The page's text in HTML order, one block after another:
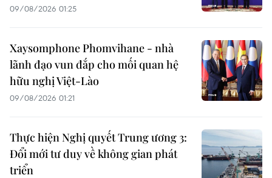
09/08/2026 01:25
Xaysomphone Phomvihane - nhà
lãnh đạo vun đắp cho mối quan hệ
hữu nghị Việt-Lào
09/08/2026 01:21
Thực hiện Nghị quyết Trung ương 3:
Đổi mới tư duy về không gian phát
triển